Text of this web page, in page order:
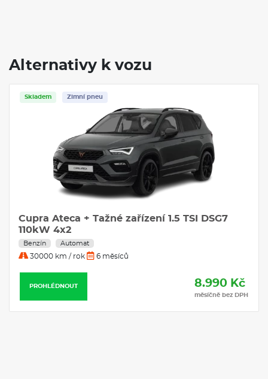
Alternativy k vozu
Skladem Zimní pneu
Cupra Ateca + Tažné zařízení 1.5 TSI DSG7
110kW 4x2
Benzín Automat
30000 km / rok 6 měsíců
PROHLÉDNOUT 8.990 Kč
měsíčně bez DPH